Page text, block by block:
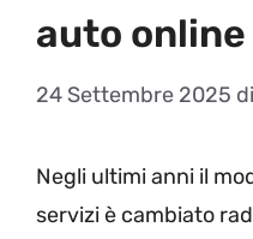
auto online
24 Settembre 2025 di
Negli ultimi anni il
servizi è cambiato